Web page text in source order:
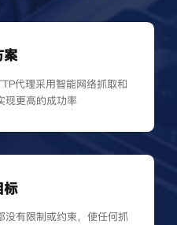
案
代理采用智能网络抓取和
现更高的成功率
标
没有限制或约束，使任何抓